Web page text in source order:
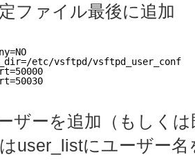
ファイル最後に追加
etc/vsftpd/vsftpd_user_conf
ザーを追加（もしく
user_listにユーザー名